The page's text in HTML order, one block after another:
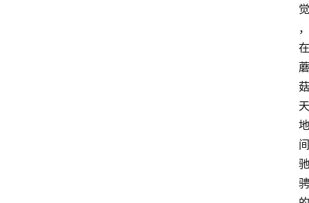
觉
，
在
蘑
菇
天
地
间
驰
骋